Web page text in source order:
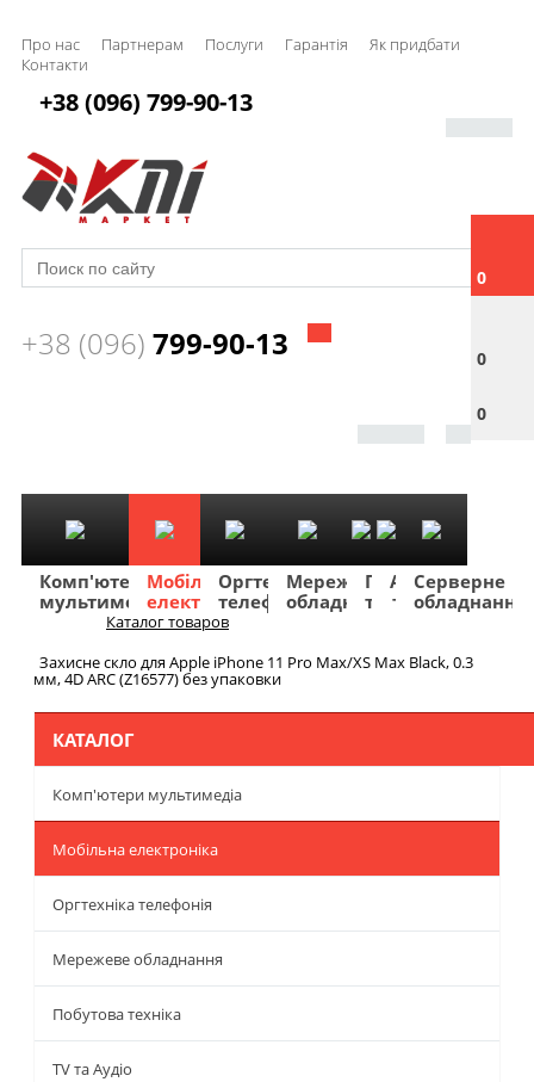
Про нас Партнерам Послуги Гарантія
Як придбати
Контакти
0
0
0
+38 (096) 799-90-13
+38 (096) 799-90-13
Комп'ютери
мультимедіа
Мобільна
електроніка
Оргтехніка
телефонія
Мережеве
обладнання
Побутова
техніка
TV
та
Фото
та
Авто
та
Серверне
обладнання
Каталог товаров
Захисне скло для Apple iPhone 11 Pro Max/XS Max Black, 0.3
мм, 4D ARC (Z16577) без упаковки
КАТАЛОГ
Комп'ютери мультимедіа
Мобільна електроніка
Оргтехніка телефонія
Мережеве обладнання
Побутова техніка
TV та Аудіо